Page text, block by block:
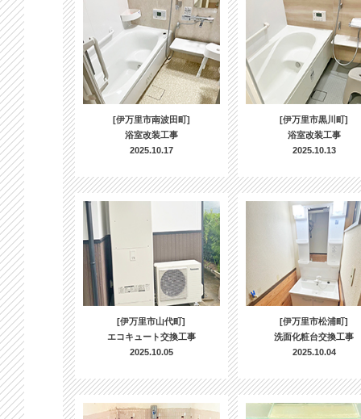
[伊万里市南波田町]
浴室改装工事
2025.10.17
[伊万里市黒川町]
浴室改装工事
2025.10.13
[伊万里市山代町]
エコキュート交換工事
2025.10.05
[伊万里市松浦町]
洗面化粧台交換工事
2025.10.04